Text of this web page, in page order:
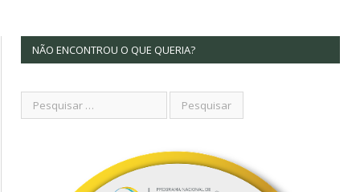
NÃO ENCONTROU O QUE QUERIA?